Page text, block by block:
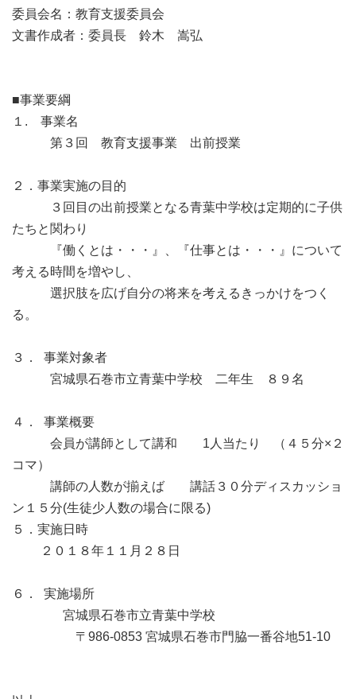
委員会名：教育支援委員会
文書作成者：委員長 鈴木 嵩弘
■事業要綱
１. 事業名
第３回 教育支援事業 出前授業
２．事業実施の目的
３回目の出前授業となる青葉中学校は定期的に子供
たちと関わり
『働くとは・・・』、『仕事とは・・・』について
考える時間を増やし、
選択肢を広げ自分の将来を考えるきっかけをつく
る。
３． 事業対象者
宮城県石巻市立青葉中学校 二年生 ８９名
４． 事業概要
会員が講師として講和 1人当たり （４５分×２
コマ）
講師の人数が揃えば 講話３０分ディスカッショ
ン１５分(生徒少人数の場合に限る)
５．実施日時
２０１８年１１月２８日
６． 実施場所
宮城県石巻市立青葉中学校
〒986-0853 宮城県石巻市門脇一番谷地51-10